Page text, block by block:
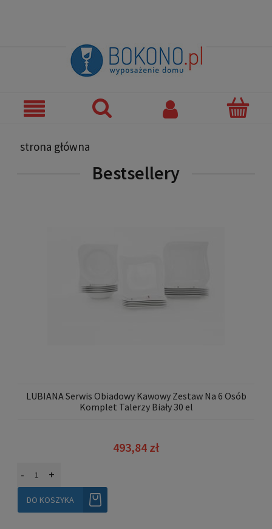
strona główna
Bestsellery
LUBIANA Serwis Obiadowy Kawowy Zestaw Na 6 Osób
Komplet Talerzy Biały 30 el
493,84 zł
- +
DO KOSZYKA